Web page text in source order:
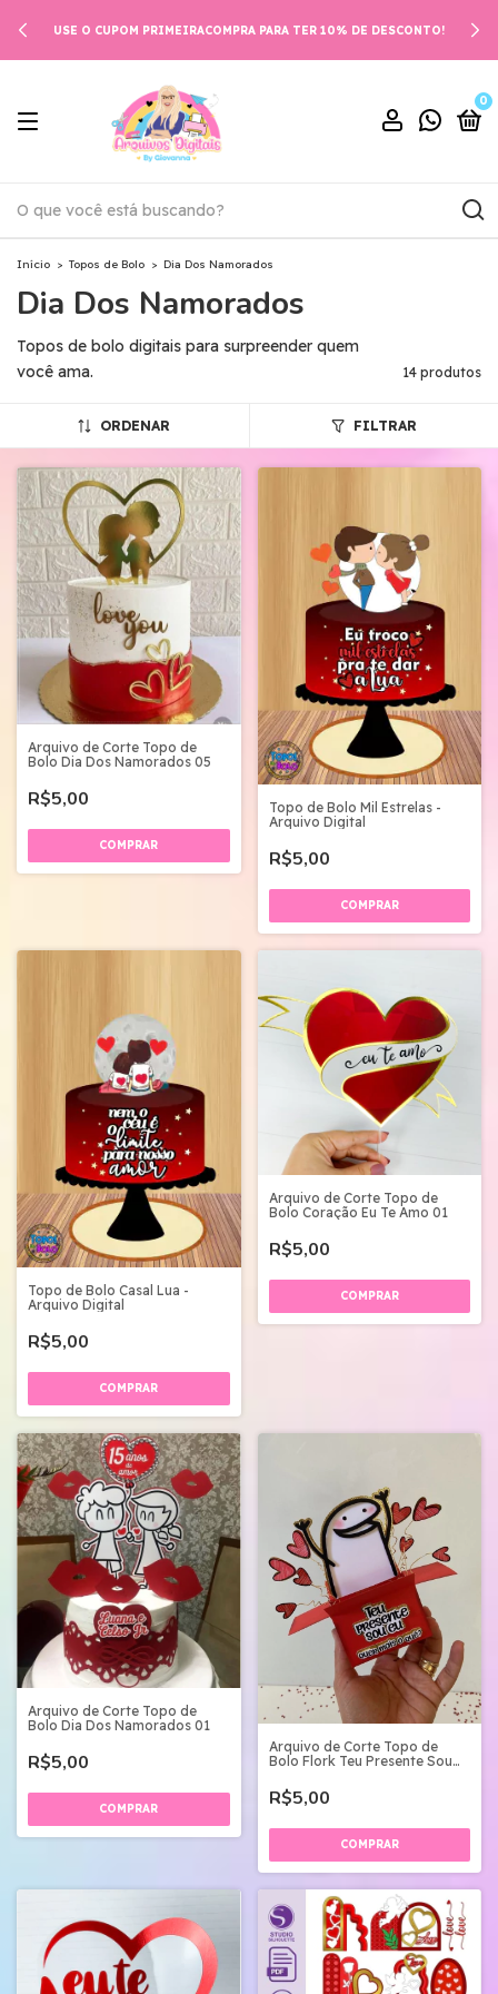
USE O CUPOM PRIMEIRACOMPRA PARA TER 10% DE DESCONTO!
0
Início > Topos de Bolo > Dia Dos Namorados
Dia Dos Namorados
Topos de bolo digitais para surpreender quem
você ama.
14 produtos
ORDENAR FILTRAR
Arquivo de Corte Topo de
Bolo Dia Dos Namorados 05
R$5,00
Topo de Bolo Mil Estrelas -
Arquivo Digital
R$5,00
Topo de Bolo Casal Lua -
Arquivo Digital
R$5,00
Arquivo de Corte Topo de
Bolo Coração Eu Te Amo 01
R$5,00
Arquivo de Corte Topo de
Bolo Dia Dos Namorados 01
R$5,00
Arquivo de Corte Topo de
Bolo Flork Teu Presente Sou
R$5,00